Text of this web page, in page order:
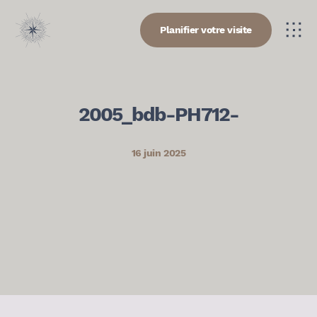
Planifier votre visite
2005_bdb-PH712-
16 juin 2025